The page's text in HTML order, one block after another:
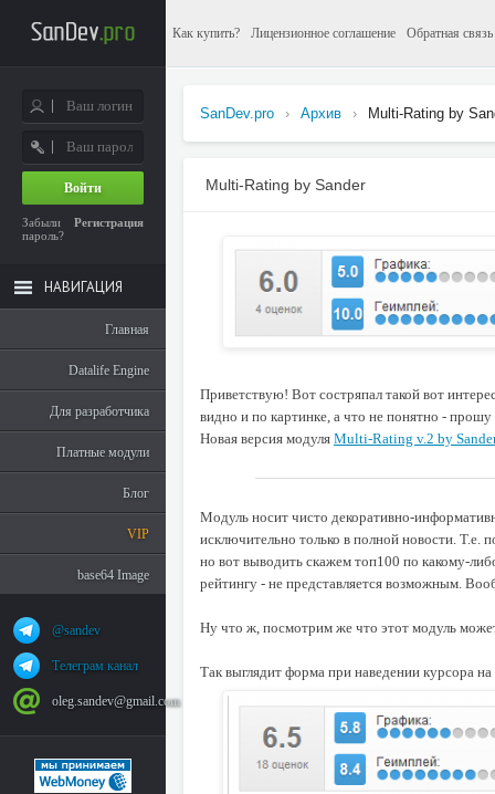
Как купить? Лицензионное соглашение Обратная связь
SanDev.pro › Архив › Multi-Rating by
Multi-Rating by Sander
Приветствую! Вот состряпал такой вот
видно и по картинке, а что не понятно -
Новая версия модуля Multi-Rating v.2 by
Модуль носит чисто декоративно-
исключительно только в полной новости. Т.е.
но вот выводить скажем топ100 по какому-
рейтингу - не представляется возможным.
Ну что ж, посмотрим же что этот модуль
Так выглядит форма при наведении курсора на
Войти
Регистрация
Забыли
пароль?
НАВИГАЦИЯ
Главная
Datalife Engine
Для разработчика
Платные модули
Блог
VIP
base64 Image
@sandev
Телеграм канал
oleg.sandev@gmail.com